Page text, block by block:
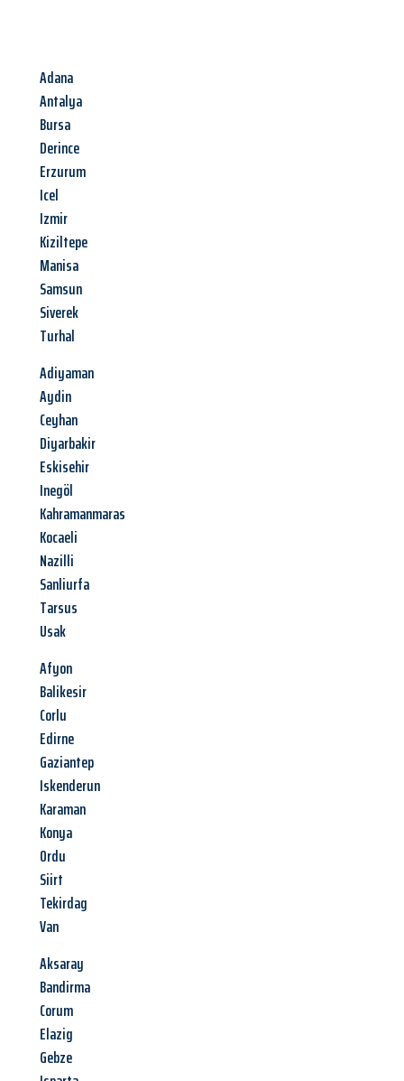
Adana
Antalya
Bursa
Derince
Erzurum
Icel
Izmir
Kiziltepe
Manisa
Samsun
Siverek
Turhal
Adiyaman
Aydin
Ceyhan
Diyarbakir
Eskisehir
Inegöl
Kahramanmaras
Kocaeli
Nazilli
Sanliurfa
Tarsus
Usak
Afyon
Balikesir
Corlu
Edirne
Gaziantep
Iskenderun
Karaman
Konya
Ordu
Siirt
Tekirdag
Van
Aksaray
Bandirma
Corum
Elazig
Gebze